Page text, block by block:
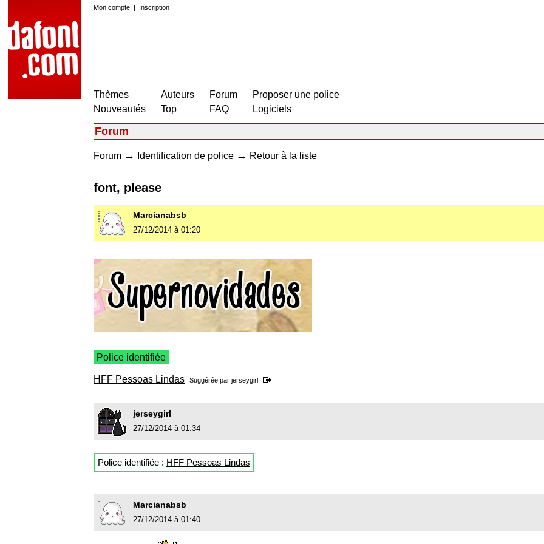
Mon compte | Inscription
Thèmes
Nouveautés
Auteurs
Top
Forum
FAQ
Proposer une police
Logiciels
Forum
Forum → Identification de police → Retour à la liste
font, please
Marcianabsb
27/12/2014 à 01:20
Police identifiée
HFF Pessoas Lindas Suggérée par jerseygirl
jerseygirl
27/12/2014 à 01:34
Police identifiée : HFF Pessoas Lindas
Marcianabsb
27/12/2014 à 01:40